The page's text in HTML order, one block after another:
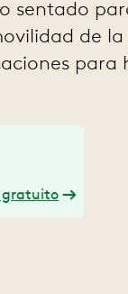
sentado
de
para
gratuito